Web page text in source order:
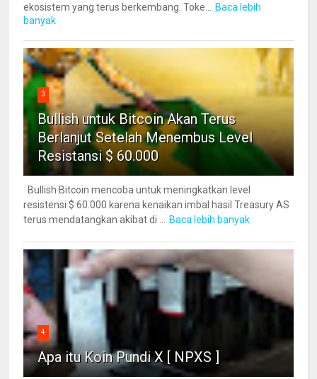
ekosistem yang terus berkembang. Toke...
Baca lebih
banyak
3
Bullish untuk Bitcoin Akan Terus
Berlanjut Setelah Menembus Level
Resistansi $ 60.000
Bullish Bitcoin mencoba untuk meningkatkan level
resistensi $ 60.000 karena kenaikan imbal hasil Treasury AS
terus mendatangkan akibat di ...
Baca lebih banyak
4
Apa itu Koin Pundi X [ NPXS ]